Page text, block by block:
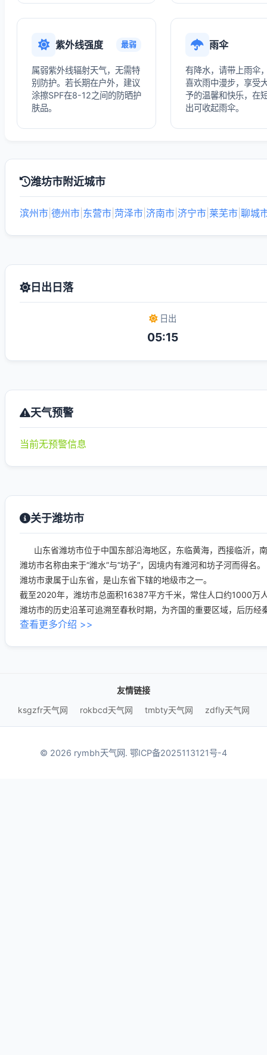
紫外线强度 最弱
属弱紫外线辐射天气，无需特
别防护。若长期在户外，建议
涂擦SPF在8-12之间的防晒护
肤品。
雨伞
有降水，请带上雨伞
喜欢雨中漫步，享受
予的温馨和快乐，在
出可收起雨伞。
潍坊市附近城市
滨州市 德州市 东营市 菏泽市 济南市 济宁市 莱芜市 聊城
日出日落
日出
05:15
天气预警
当前无预警信息
关于潍坊市
山东省潍坊市位于中国东部沿海地区，东临黄海，西接临沂，
潍坊市名称由来于“潍水”与“坊子”，因境内有潍河和坊子河而得名。
潍坊市隶属于山东省，是山东省下辖的地级市之一。
截至2020年，潍坊市总面积16387平方千米，常住人口约1000万
潍坊市的历史沿革可追溯至春秋时期，为齐国的重要区域，后历经
查看更多介绍 >>
友情链接
ksgzfr天气网
rokbcd天气网 tmbty天气网 zdfly天气网
© 2026 rymbh天气网. 鄂ICP备2025113121号-4